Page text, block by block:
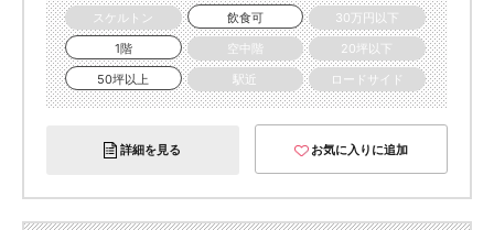
スケルトン
飲食可
30万円以下
1階
空中階
20坪以下
50坪以上
駅近 ロードサイド
詳細を見る お気に入りに追加